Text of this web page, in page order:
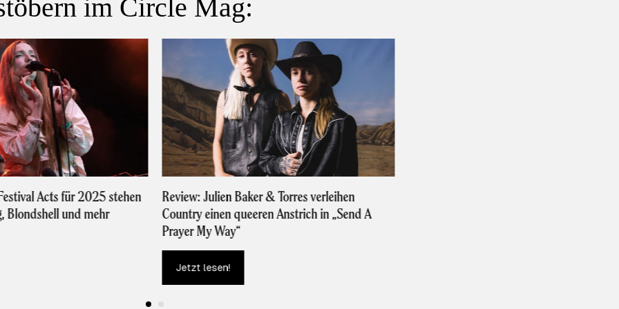
im Circle Mag:
Acts für 2025 stehen
Blondshell und mehr
Review: Julien Baker & Torres verleihen
Country einen queeren Anstrich in „Send A
Prayer My Way“
Jetzt lesen!